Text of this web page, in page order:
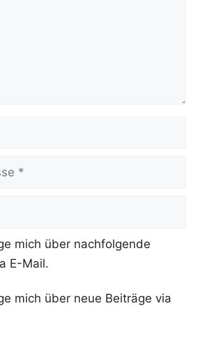
mich über nachfolgende
E-Mail.
mich über neue Beiträge via